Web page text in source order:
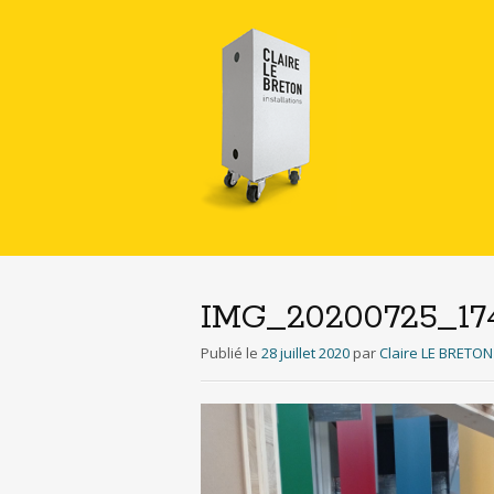
Publié le 28 juillet 2020 parClaire LE BRETON